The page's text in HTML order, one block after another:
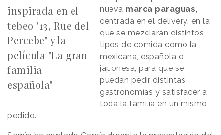
inspirada en el
tebeo "13, Rue del
Percebe" y la
película "La gran
familia
española"
nueva marca paraguas,
centrada en el delivery, en la
que se mezclarán distintos
tipos de comida como la
mexicana, española o
japonesa, para que se
puedan pedir distintas
gastronomías y satisfacer a
toda la familia en un mismo
pedido.